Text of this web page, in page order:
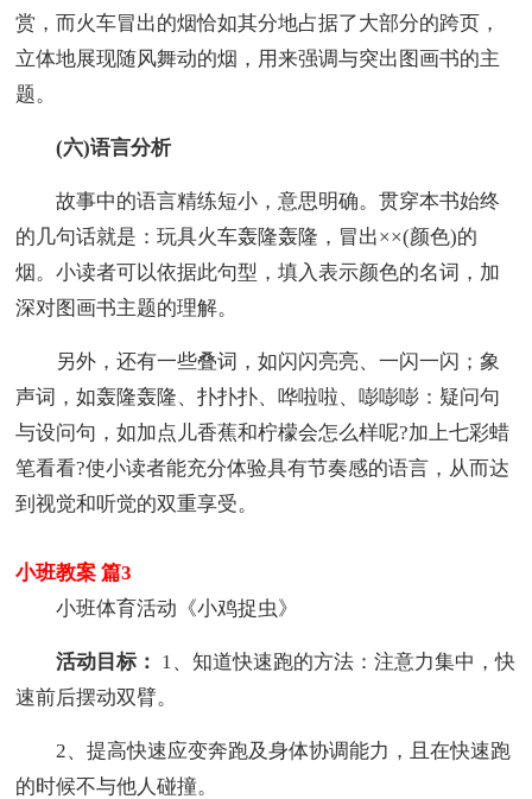
赏，而火车冒出的烟恰如其分地占据了大部分的跨页，
立体地展现随风舞动的烟，用来强调与突出图画书的主
题。
(六)语言分析
故事中的语言精练短小，意思明确。贯穿本书始终
的几句话就是：玩具火车轰隆轰隆，冒出××(颜色)的
烟。小读者可以依据此句型，填入表示颜色的名词，加
深对图画书主题的理解。
另外，还有一些叠词，如闪闪亮亮、一闪一闪；象
声词，如轰隆轰隆、扑扑扑、哗啦啦、嘭嘭嘭：疑问句
与设问句，如加点儿香蕉和柠檬会怎么样呢?加上七彩蜡
笔看看?使小读者能充分体验具有节奏感的语言，从而达
到视觉和听觉的双重享受。
小班教案 篇3
小班体育活动《小鸡捉虫》
活动目标： 1、知道快速跑的方法：注意力集中，快
速前后摆动双臂。
2、提高快速应变奔跑及身体协调能力，且在快速跑
的时候不与他人碰撞。